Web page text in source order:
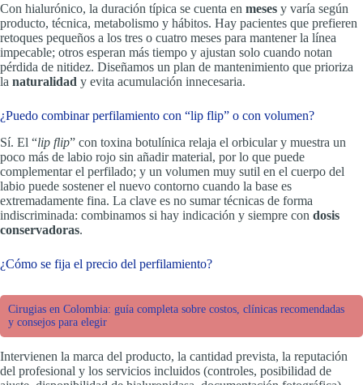
Con hialurónico, la duración típica se cuenta en meses y varía según
producto, técnica, metabolismo y hábitos. Hay pacientes que prefieren
retoques pequeños a los tres o cuatro meses para mantener la línea
impecable; otros esperan más tiempo y ajustan solo cuando notan
pérdida de nitidez. Diseñamos un plan de mantenimiento que prioriza
la naturalidad y evita acumulación innecesaria.
¿Puedo combinar perfilamiento con “lip flip” o con volumen?
Sí. El “lip flip” con toxina botulínica relaja el orbicular y muestra un
poco más de labio rojo sin añadir material, por lo que puede
complementar el perfilado; y un volumen muy sutil en el cuerpo del
labio puede sostener el nuevo contorno cuando la base es
extremadamente fina. La clave es no sumar técnicas de forma
indiscriminada: combinamos si hay indicación y siempre con dosis
conservadoras.
¿Cómo se fija el precio del perfilamiento?
Cirugias en Colombia: guía completa sobre costos, clínicas recomendadas
y consejos para elegir
Intervienen la marca del producto, la cantidad prevista, la reputación
del profesional y los servicios incluidos (controles, posibilidad de